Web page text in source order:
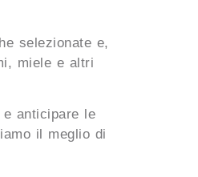
selezionate e,
miele e altri
anticipare le
il meglio di